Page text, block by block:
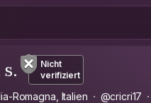
Nicht
verifiziert
Romagna, Italien @cricri17